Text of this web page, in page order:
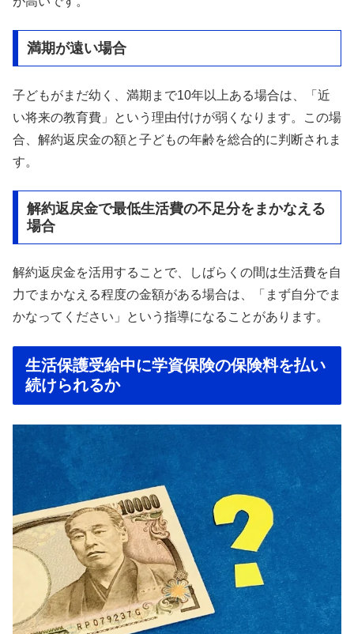
満期が遠い場合
子どもがまだ幼く、満期まで10年以上ある場合は、「近
い将来の教育費」という理由付けが弱くなります。この場
合、解約返戻金の額と子どもの年齢を総合的に判断されま
す。
解約返戻金で最低生活費の不足分をまかなえる
場合
解約返戻金を活用することで、しばらくの間は生活費を自
力でまかなえる程度の金額がある場合は、「まず自分でま
かなってください」という指導になることがあります。
生活保護受給中に学資保険の保険料を払い
続けられるか